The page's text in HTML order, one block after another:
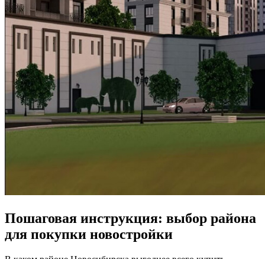
Пошаговая инструкция: выбор района
для покупки новостройки